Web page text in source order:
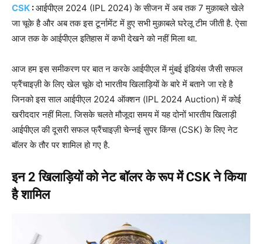
CSK :आईपीएल 2024 (IPL 2024) के सीजन में अब तक 7 मुक़ाबले खेले
जा चूके है और अब तक इस टूर्नामेंट में हुए सभी मुक़ाबले घरेलू टीम जीती है. ऐसा
आज तक के आईपीएल इतिहास में कभी देखने को नहीं मिला था.
आज हम इस समीकरण पर बात न करके आईपीएल में मुंबई इंडियंस जैसी सफल
फ्रैंचाइज़ी के लिए खेल चूके दो भारतीय खिलाड़ियों के बारे में बताने जा रहे है
जिनको इस साल आईपीएल 2024 ऑक्शन (IPL 2024 Auction) में कोई
खरीददार नहीं मिला. जिसके चलते मौजूदा समय में यह दोनों भारतीय खिलाड़ी
आईपीएल की दूसरी सफल फ्रैंचाइज़ी चेन्नई सुपर किंग्स (CSK) के लिए नेट
बॉलर के तौर पर शामिल हो गए है.
इन 2 खिलाड़ियों को नेट बॉलर के रूप में CSK ने किया
है शामिल